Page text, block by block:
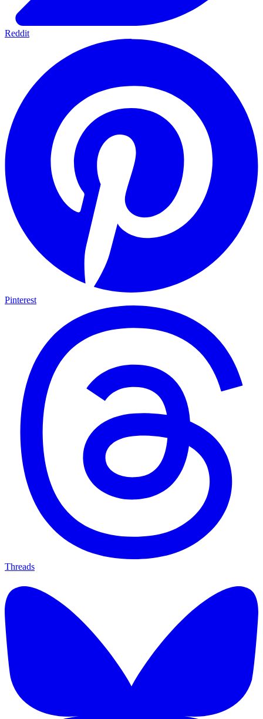
Reddit
Pinterest
Threads